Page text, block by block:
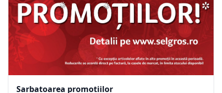
Sarbatoarea promotiilor